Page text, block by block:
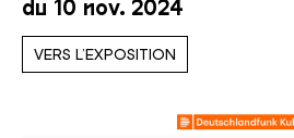
du 10 nov. 2024
VERS L’EXPOSITION